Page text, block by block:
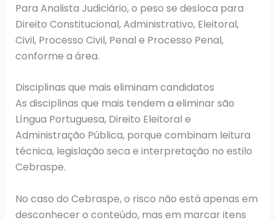
Para Analista Judiciário, o peso se desloca para
Direito Constitucional, Administrativo, Eleitoral,
Civil, Processo Civil, Penal e Processo Penal,
conforme a área.
Disciplinas que mais eliminam candidatos
As disciplinas que mais tendem a eliminar são
Língua Portuguesa, Direito Eleitoral e
Administração Pública, porque combinam leitura
técnica, legislação seca e interpretação no estilo
Cebraspe.
No caso do Cebraspe, o risco não está apenas em
desconhecer o conteúdo, mas em marcar itens